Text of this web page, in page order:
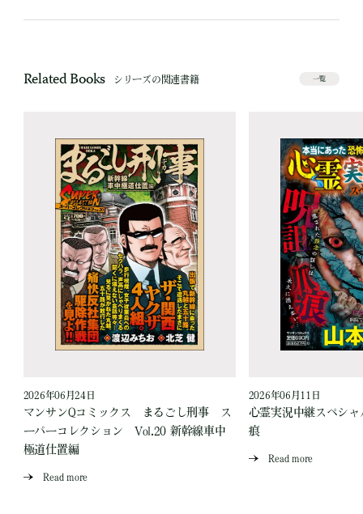
Related Books シリーズの関連書籍 一覧
2026年06月24日
マンサンQコミックス まるごし刑事 ス
ーパーコレクション Vol.20 新幹線車中
極道仕置編
Read more
2026年06月11日
心霊実況中継スペシ
痕
Read more